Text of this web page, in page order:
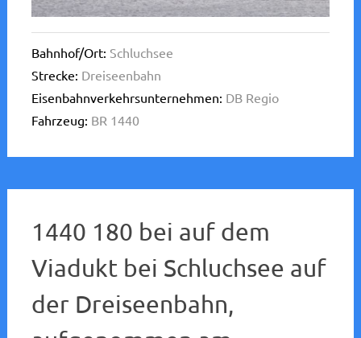
Bahnhof/Ort: Schluchsee
Strecke: Dreiseenbahn
Eisenbahnverkehrsunternehmen: DB Regio
Fahrzeug: BR 1440
1440 180 bei auf dem
Viadukt bei Schluchsee auf
der Dreiseenbahn,